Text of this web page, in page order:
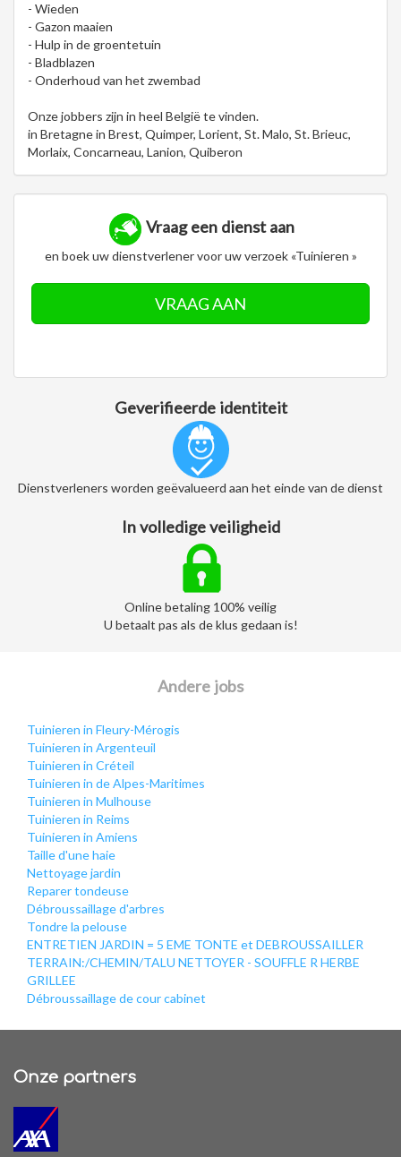
- Wieden
- Gazon maaien
- Hulp in de groentetuin
- Bladblazen
- Onderhoud van het zwembad
Onze jobbers zijn in heel België te vinden.
in Bretagne in Brest, Quimper, Lorient, St. Malo, St. Brieuc,
Morlaix, Concarneau, Lanion, Quiberon
Vraag een dienst aan
en boek uw dienstverlener voor uw verzoek «Tuinieren »
VRAAG AAN
Geverifieerde identiteit
Dienstverleners worden geëvalueerd aan het einde van de dienst
In volledige veiligheid
Online betaling 100% veilig
U betaalt pas als de klus gedaan is!
Andere jobs
Tuinieren in Fleury-Mérogis
Tuinieren in Argenteuil
Tuinieren in Créteil
Tuinieren in de Alpes-Maritimes
Tuinieren in Mulhouse
Tuinieren in Reims
Tuinieren in Amiens
Taille d'une haie
Nettoyage jardin
Reparer tondeuse
Débroussaillage d'arbres
Tondre la pelouse
ENTRETIEN JARDIN = 5 EME TONTE et DEBROUSSAILLER
TERRAIN:/CHEMIN/TALU NETTOYER - SOUFFLE R HERBE
GRILLEE
Débroussaillage de cour cabinet
Onze partners